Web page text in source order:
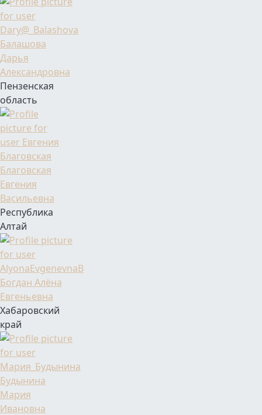
Фамилия Имя Отчество
Балашова
Дарья
Александровна
Пензенская
область
Фамилия Имя Отчество
Благовская
Евгения
Васильевна
Республика
Алтай
Фамилия Имя Отчество
Богдан Алёна
Евгеньевна
Хабаровский
край
Фамилия Имя Отчество
Будынина
Мария
Ивановна